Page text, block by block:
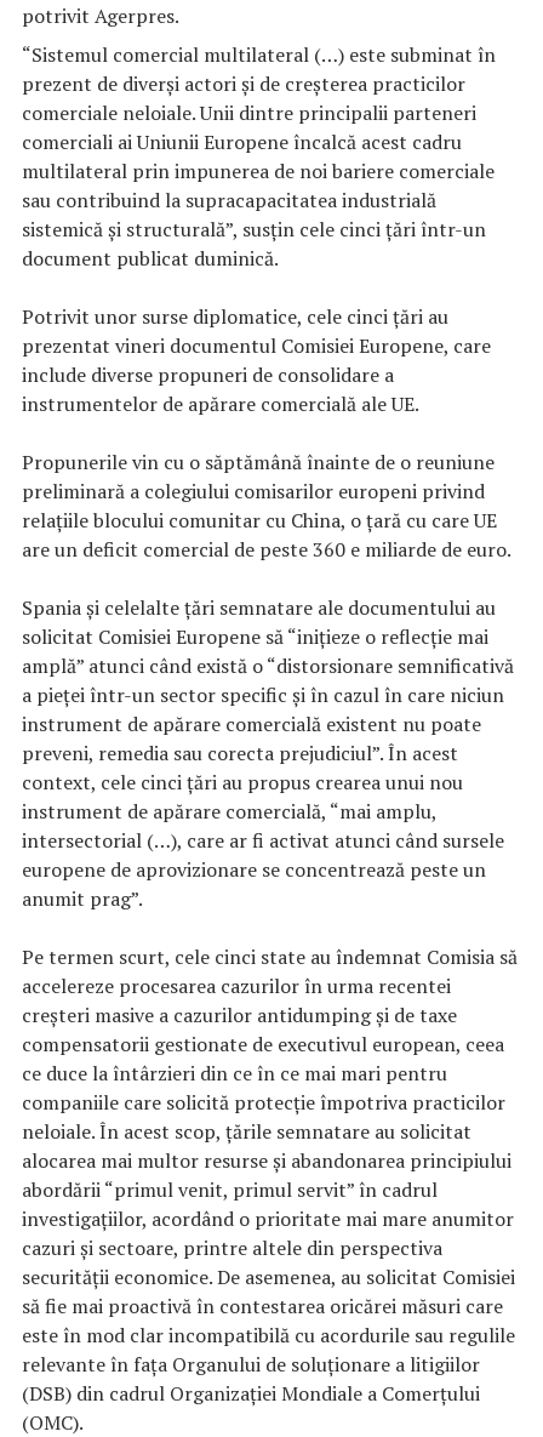
potrivit Agerpres.
“Sistemul comercial multilateral (…) este subminat în
prezent de diverşi actori şi de creşterea practicilor
comerciale neloiale. Unii dintre principalii parteneri
comerciali ai Uniunii Europene încalcă acest cadru
multilateral prin impunerea de noi bariere comerciale
sau contribuind la supracapacitatea industrială
sistemică şi structurală”, susţin cele cinci ţări într-un
document publicat duminică.
Potrivit unor surse diplomatice, cele cinci ţări au
prezentat vineri documentul Comisiei Europene, care
include diverse propuneri de consolidare a
instrumentelor de apărare comercială ale UE.
Propunerile vin cu o săptămână înainte de o reuniune
preliminară a colegiului comisarilor europeni privind
relaţiile blocului comunitar cu China, o ţară cu care UE
are un deficit comercial de peste 360 e miliarde de euro.
Spania şi celelalte ţări semnatare ale documentului au
solicitat Comisiei Europene să “iniţieze o reflecţie mai
amplă” atunci când există o “distorsionare semnificativă
a pieţei într-un sector specific şi în cazul în care niciun
instrument de apărare comercială existent nu poate
preveni, remedia sau corecta prejudiciul”. În acest
context, cele cinci ţări au propus crearea unui nou
instrument de apărare comercială, “mai amplu,
intersectorial (…), care ar fi activat atunci când sursele
europene de aprovizionare se concentrează peste un
anumit prag”.
Pe termen scurt, cele cinci state au îndemnat Comisia să
accelereze procesarea cazurilor în urma recentei
creşteri masive a cazurilor antidumping şi de taxe
compensatorii gestionate de executivul european, ceea
ce duce la întârzieri din ce în ce mai mari pentru
companiile care solicită protecţie împotriva practicilor
neloiale. În acest scop, ţările semnatare au solicitat
alocarea mai multor resurse şi abandonarea principiului
abordării “primul venit, primul servit” în cadrul
investigaţiilor, acordând o prioritate mai mare anumitor
cazuri şi sectoare, printre altele din perspectiva
securităţii economice. De asemenea, au solicitat Comisiei
să fie mai proactivă în contestarea oricărei măsuri care
este în mod clar incompatibilă cu acordurile sau regulile
relevante în faţa Organului de soluţionare a litigiilor
(DSB) din cadrul Organizaţiei Mondiale a Comerţului
(OMC).